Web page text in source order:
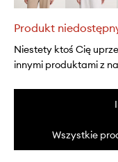
Produkt
Niestety ktoś Cię
innymi produktami z
Wszystkie